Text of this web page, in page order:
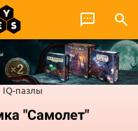
IQ-пазлы
"Самолет"